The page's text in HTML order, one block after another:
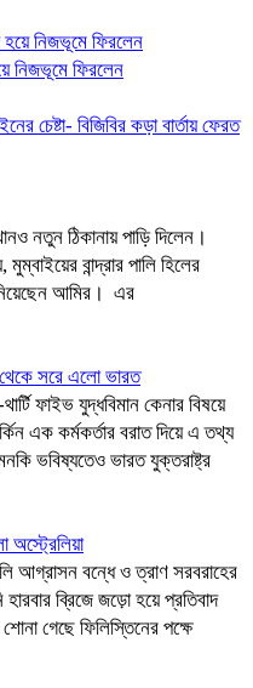
নিজভূমে ফিরলেন
চেষ্টা- বিজিবির কড়া বার্তায় ফেরত
নতুন ঠিকানায় পাড়ি দিলেন।
বান্দ্রার পালি হিলের
নিয়েছেন আমির। এর
থেকে সরে এলো ভারত
ফাইভ যুদ্ধবিমান কেনার বিষয়ে
এক কর্মকর্তার বরাত দিয়ে এ তথ্য
ভবিষ্যতেও ভারত যুক্তরাষ্ট্র
অস্ট্রেলিয়া
আগ্রাসন বন্ধে ও ত্রাণ সরবরাহের
ব্রিজে জড়ো হয়ে প্রতিবাদ
গেছে ফিলিস্তিনের পক্ষে